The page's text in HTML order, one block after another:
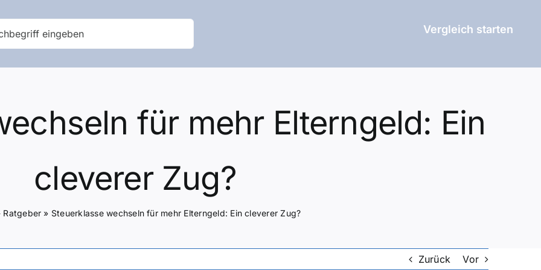
Vergleich starten
für mehr Elterngeld: Ein
cleverer Zug?
Ratgeber » Steuerklasse wechseln für mehr Elterngeld: Ein cleverer Zug?
Zurück Vor